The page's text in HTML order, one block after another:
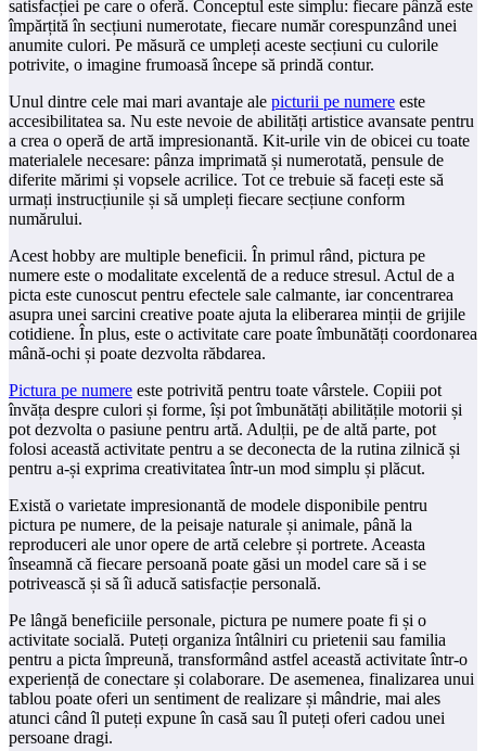
satisfacției pe care o oferă. Conceptul este simplu: fiecare pânză este
împărțită în secțiuni numerotate, fiecare număr corespunzând unei
anumite culori. Pe măsură ce umpleți aceste secțiuni cu culorile
potrivite, o imagine frumoasă începe să prindă contur.
Unul dintre cele mai mari avantaje ale picturii pe numere este
accesibilitatea sa. Nu este nevoie de abilități artistice avansate pentru
a crea o operă de artă impresionantă. Kit-urile vin de obicei cu toate
materialele necesare: pânza imprimată și numerotată, pensule de
diferite mărimi și vopsele acrilice. Tot ce trebuie să faceți este să
urmați instrucțiunile și să umpleți fiecare secțiune conform
numărului.
Acest hobby are multiple beneficii. În primul rând, pictura pe
numere este o modalitate excelentă de a reduce stresul. Actul de a
picta este cunoscut pentru efectele sale calmante, iar concentrarea
asupra unei sarcini creative poate ajuta la eliberarea minții de grijile
cotidiene. În plus, este o activitate care poate îmbunătăți coordonarea
mână-ochi și poate dezvolta răbdarea.
Pictura pe numere este potrivită pentru toate vârstele. Copiii pot
învăța despre culori și forme, își pot îmbunătăți abilitățile motorii și
pot dezvolta o pasiune pentru artă. Adulții, pe de altă parte, pot
folosi această activitate pentru a se deconecta de la rutina zilnică și
pentru a-și exprima creativitatea într-un mod simplu și plăcut.
Există o varietate impresionantă de modele disponibile pentru
pictura pe numere, de la peisaje naturale și animale, până la
reproduceri ale unor opere de artă celebre și portrete. Aceasta
înseamnă că fiecare persoană poate găsi un model care să i se
potrivească și să îi aducă satisfacție personală.
Pe lângă beneficiile personale, pictura pe numere poate fi și o
activitate socială. Puteți organiza întâlniri cu prietenii sau familia
pentru a picta împreună, transformând astfel această activitate într-o
experiență de conectare și colaborare. De asemenea, finalizarea unui
tablou poate oferi un sentiment de realizare și mândrie, mai ales
atunci când îl puteți expune în casă sau îl puteți oferi cadou unei
persoane dragi.